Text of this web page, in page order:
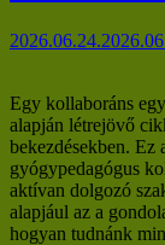
2026.06.24.
Egy kollaboráns
alapján létrejövő
bekezdésekben. Ez
gyógypedagógus
aktívan dolgozó
alapjául az a
hogyan tudnánk